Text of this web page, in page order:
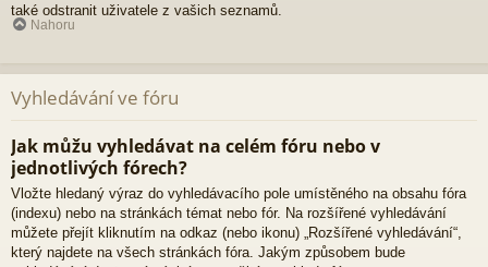
také odstranit uživatele z vašich seznamů.
Nahoru
Vyhledávání ve fóru
Jak můžu vyhledávat na celém fóru nebo v
jednotlivých fórech?
Vložte hledaný výraz do vyhledávacího pole umístěného na obsahu fóra
(indexu) nebo na stránkách témat nebo fór. Na rozšířené vyhledávání
můžete přejít kliknutím na odkaz (nebo ikonu) „Rozšířené vyhledávání“,
který najdete na všech stránkách fóra. Jakým způsobem bude